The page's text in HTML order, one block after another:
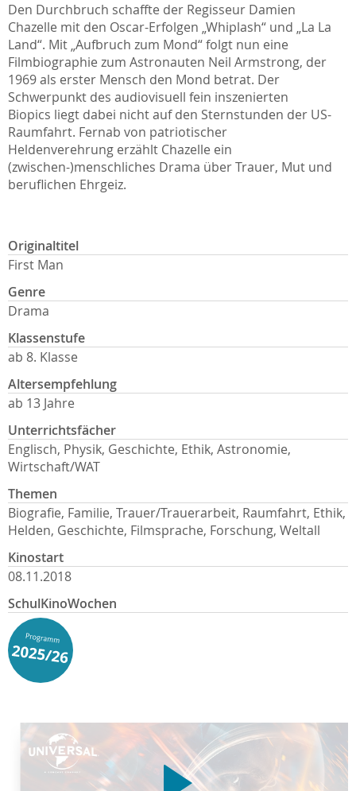
Den Durchbruch schaffte der Regisseur Damien
Chazelle mit den Oscar-Erfolgen „Whiplash“ und „La La
Land“. Mit „Aufbruch zum Mond“ folgt nun eine
Filmbiographie zum Astronauten Neil Armstrong, der
1969 als erster Mensch den Mond betrat. Der
Schwerpunkt des audiovisuell fein inszenierten
Biopics liegt dabei nicht auf den Sternstunden der US-
Raumfahrt. Fernab von patriotischer
Heldenverehrung erzählt Chazelle ein
(zwischen-)menschliches Drama über Trauer, Mut und
beruflichen Ehrgeiz.
Originaltitel
First Man
Genre
Drama
Klassenstufe
ab 8. Klasse
Altersempfehlung
ab 13 Jahre
Unterrichtsfächer
Englisch, Physik, Geschichte, Ethik, Astronomie,
Wirtschaft/WAT
Themen
Biografie, Familie, Trauer/Trauerarbeit, Raumfahrt, Ethik,
Helden, Geschichte, Filmsprache, Forschung, Weltall
Kinostart
08.11.2018
SchulKinoWochen